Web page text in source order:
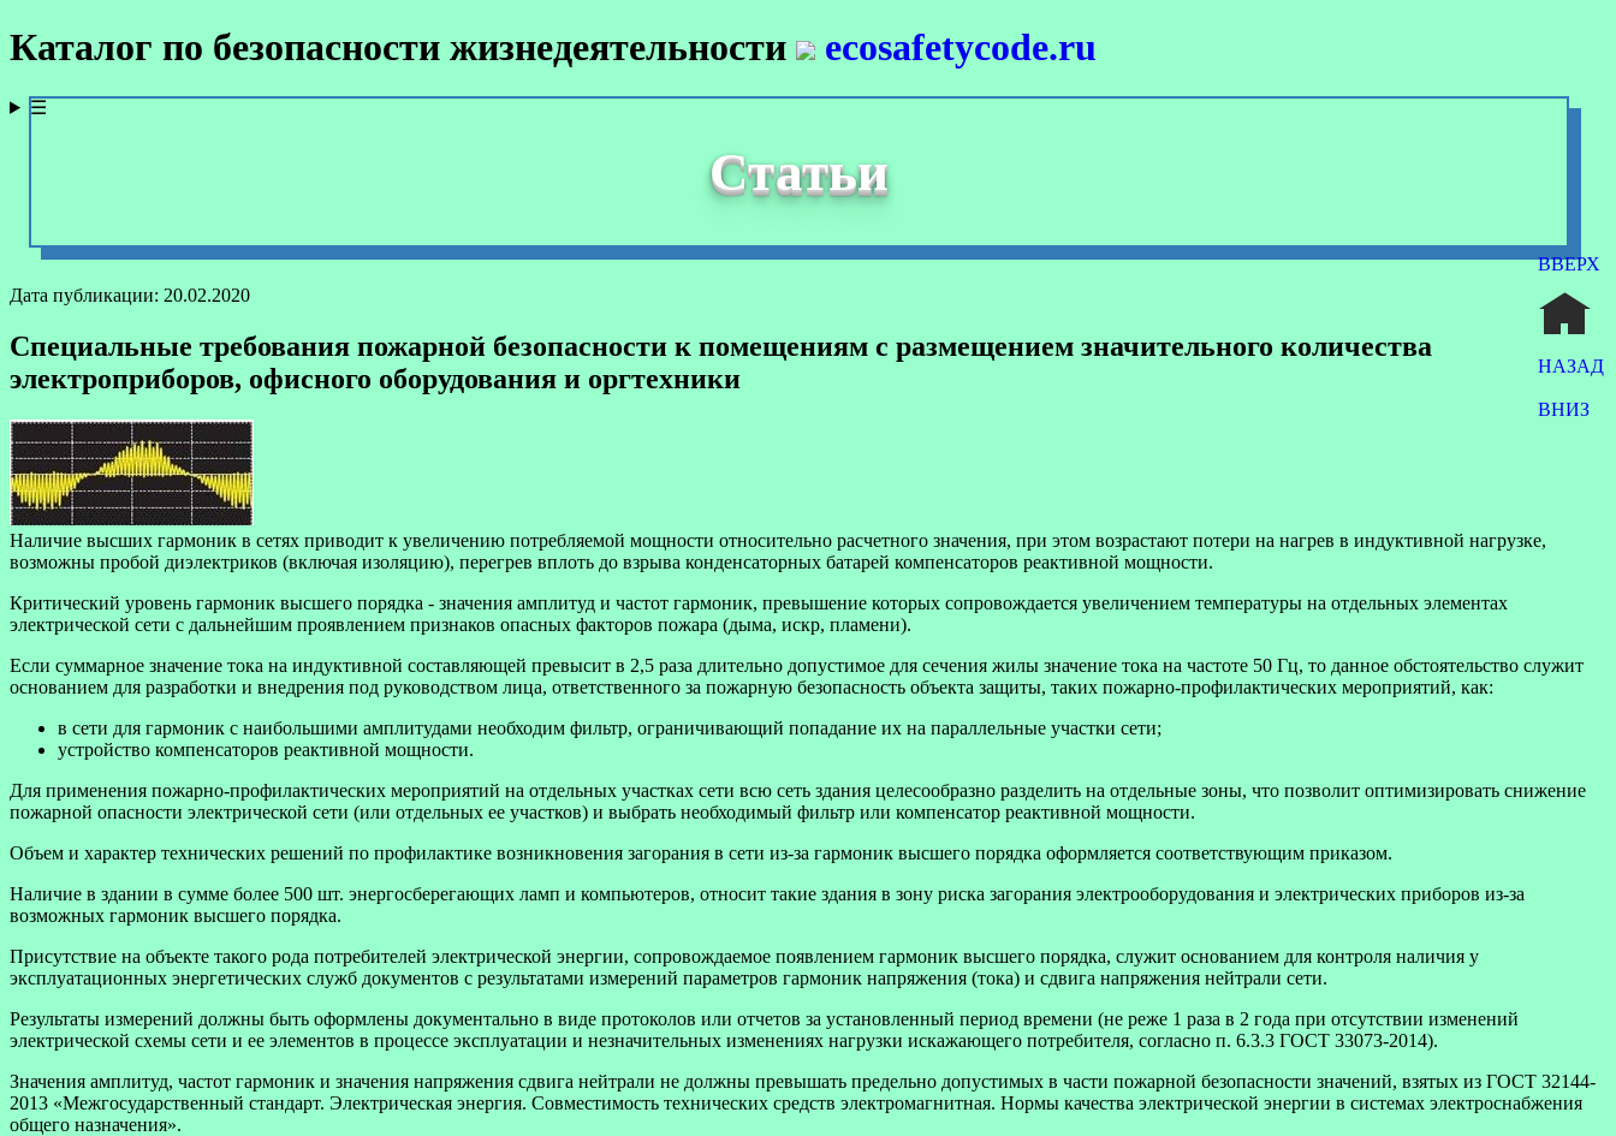
Каталог по безопасности жизнедеятельности ecosafetycode.ru
☰
Статьи
Дата публикации: 20.02.2020
Специальные требования пожарной безопасности к помещениям с размещением значительного количества
электроприборов, офисного оборудования и оргтехники
Наличие высших гармоник в сетях приводит к увеличению потребляемой мощности относительно расчетного значения, при этом возрастают потери на нагрев в индуктивной нагрузке,
возможны пробой диэлектриков (включая изоляцию), перегрев вплоть до взрыва конденсаторных батарей компенсаторов реактивной мощности.
Критический уровень гармоник высшего порядка - значения амплитуд и частот гармоник, превышение которых сопровождается увеличением температуры на отдельных элементах
электрической сети с дальнейшим проявлением признаков опасных факторов пожара (дыма, искр, пламени).
Если суммарное значение тока на индуктивной составляющей превысит в 2,5 раза длительно допустимое для сечения жилы значение тока на частоте 50 Гц, то данное обстоятельство служит
основанием для разработки и внедрения под руководством лица, ответственного за пожарную безопасность объекта защиты, таких пожарно-профилактических мероприятий, как:
в сети для гармоник с наибольшими амплитудами необходим фильтр, ограничивающий попадание их на параллельные участки сети;
устройство компенсаторов реактивной мощности.
Для применения пожарно-профилактических мероприятий на отдельных участках сети всю сеть здания целесообразно разделить на отдельные зоны, что позволит оптимизировать снижение
пожарной опасности электрической сети (или отдельных ее участков) и выбрать необходимый фильтр или компенсатор реактивной мощности.
Объем и характер технических решений по профилактике возникновения загорания в сети из-за гармоник высшего порядка оформляется соответствующим приказом.
Наличие в здании в сумме более 500 шт. энергосберегающих ламп и компьютеров, относит такие здания в зону риска загорания электрооборудования и электрических приборов из-за
возможных гармоник высшего порядка.
Присутствие на объекте такого рода потребителей электрической энергии, сопровождаемое появлением гармоник высшего порядка, служит основанием для контроля наличия у
эксплуатационных энергетических служб документов с результатами измерений параметров гармоник напряжения (тока) и сдвига напряжения нейтрали сети.
Результаты измерений должны быть оформлены документально в виде протоколов или отчетов за установленный период времени (не реже 1 раза в 2 года при отсутствии изменений
электрической схемы сети и ее элементов в процессе эксплуатации и незначительных изменениях нагрузки искажающего потребителя, согласно п. 6.3.3 ГОСТ 33073-2014).
Значения амплитуд, частот гармоник и значения напряжения сдвига нейтрали не должны превышать предельно допустимых в части пожарной безопасности значений, взятых из ГОСТ 32144-
2013 «Межгосударственный стандарт. Электрическая энергия. Совместимость технических средств электромагнитная. Нормы качества электрической энергии в системах электроснабжения
общего назначения».
ВВЕРХ
НАЗАД
ВНИЗ